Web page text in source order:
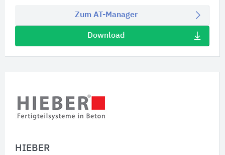
HIEBER
Zum AT-Manager
Download